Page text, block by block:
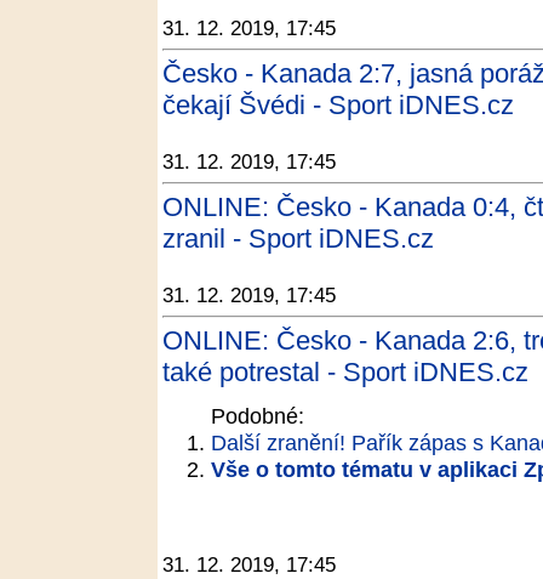
31. 12. 2019, 17:45
Česko - Kanada 2:7, jasná
čekají Švédi - Sport iDNES.cz
31. 12. 2019, 17:45
ONLINE: Česko - Kanada 0:4,
zranil - Sport iDNES.cz
31. 12. 2019, 17:45
ONLINE: Česko - Kanada 2:6,
také potrestal - Sport iDNES.cz
Podobné:
Další zranění! Pařík zápas s
Vše o tomto tématu v aplikaci
31. 12. 2019, 17:45